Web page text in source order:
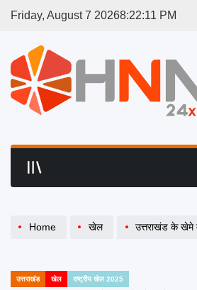
Friday, August 7 20268:22:11 PM
Home खेल उत्तराखंड के खेमे
POSTED
उत्तराखंड खेल राष्ट्रीय खेल 2025